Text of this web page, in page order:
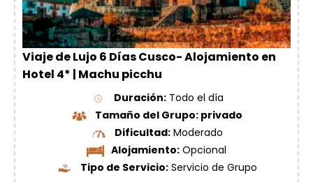
Viaje de Lujo 6 Días Cusco- Alojamiento en
Hotel 4* | Machu picchu
Duración: Todo el día
Tamaño del Grupo: privado
Dificultad: Moderado
Alojamiento: Opcional
Tipo de Servicio: Servicio de Grupo